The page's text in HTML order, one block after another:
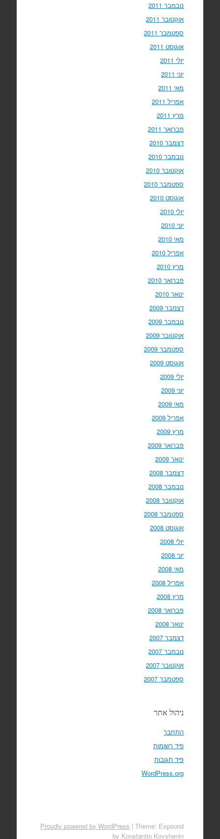
נובמבר 2011
אוקטובר 2011
ספטמבר 2011
אוגוסט 2011
יולי 2011
יוני 2011
מאי 2011
אפריל 2011
מרץ 2011
פברואר 2011
דצמבר 2010
נובמבר 2010
אוקטובר 2010
ספטמבר 2010
אוגוסט 2010
יולי 2010
יוני 2010
מאי 2010
אפריל 2010
מרץ 2010
פברואר 2010
ינואר 2010
דצמבר 2009
נובמבר 2009
אוקטובר 2009
ספטמבר 2009
אוגוסט 2009
יולי 2009
יוני 2009
מאי 2009
אפריל 2009
מרץ 2009
פברואר 2009
ינואר 2009
דצמבר 2008
נובמבר 2008
אוקטובר 2008
ספטמבר 2008
אוגוסט 2008
יולי 2008
יוני 2008
מאי 2008
אפריל 2008
מרץ 2008
פברואר 2008
ינואר 2008
דצמבר 2007
נובמבר 2007
אוקטובר 2007
ספטמבר 2007
ניהול אתר
התחבר
פיד רשומות
פיד תגובות
WordPress.org
Proudly powered by WordPress |Theme: Expound
by Konstantin Kovshenin